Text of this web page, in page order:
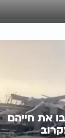
את חייהם